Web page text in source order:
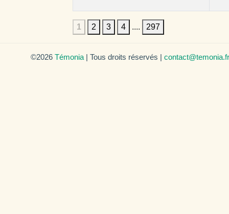
1 2 3 4 .... 297
©2026 Témonia | Tous droits réservés | contact@temonia.fr